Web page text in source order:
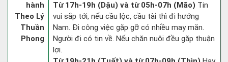
hành
Theo Lý
Thuần
Phong
Từ 17h-19h (Dậu) và từ 05h-07h (Mão) Tin
vui sắp tới, nếu cầu lộc, cầu tài thì đi hướng
Nam. Đi công việc gặp gỡ có nhiều may mắn.
Người đi có tin về. Nếu chăn nuôi đều gặp thuận
lợi.